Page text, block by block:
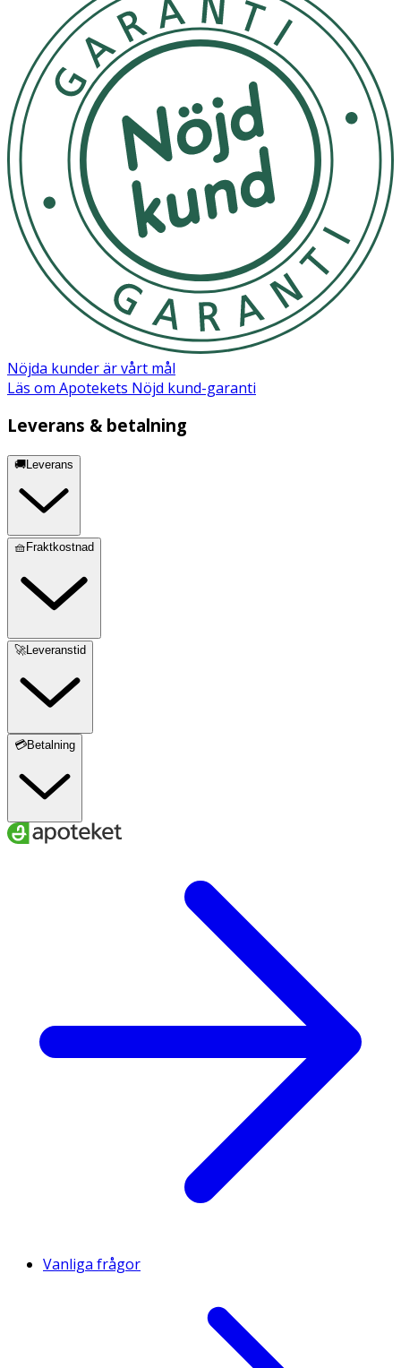
Nöjda kunder är vårt mål
Läs om Apotekets Nöjd kund-garanti
Leverans & betalning
🚚Leverans
🧺Fraktkostnad
🚀Leveranstid
💳Betalning
Vanliga frågor